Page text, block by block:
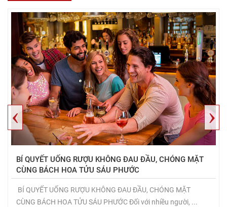
BÍ QUYẾT UỐNG RƯỢU KHÔNG ĐAU ĐẦU, CHÓNG MẶT
CÙNG BÁCH HOA TỬU SÁU PHƯỚC
BÍ QUYẾT UỐNG RƯỢU KHÔNG ĐAU ĐẦU, CHÓNG MẶT
CÙNG BÁCH HOA TỬU SÁU PHƯỚC Đối với nhiều người, ...
‹ ›